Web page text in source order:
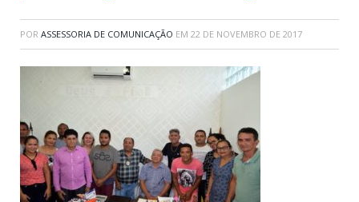
POR ASSESSORIA DE COMUNICAÇÃO EM 22 DE NOVEMBRO DE 2017